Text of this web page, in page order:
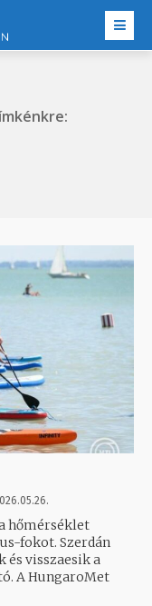
hőmérséklet
fokot. Szerdán
visszaesik a